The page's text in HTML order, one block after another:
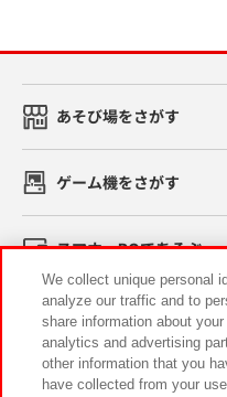
あそび場をさがす
ゲーム機をさがす
スマホ・PCであそぶ
イベント・キャンペーン
We collect unique personal
analyze our traffic and to
share information about
analytics and advertising
other information that you
have collected from your